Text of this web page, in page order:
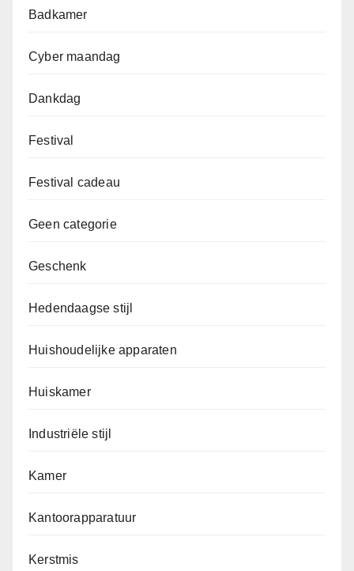
Badkamer
Cyber maandag
Dankdag
Festival
Festival cadeau
Geen categorie
Geschenk
Hedendaagse stijl
Huishoudelijke apparaten
Huiskamer
Industriële stijl
Kamer
Kantoorapparatuur
Kerstmis